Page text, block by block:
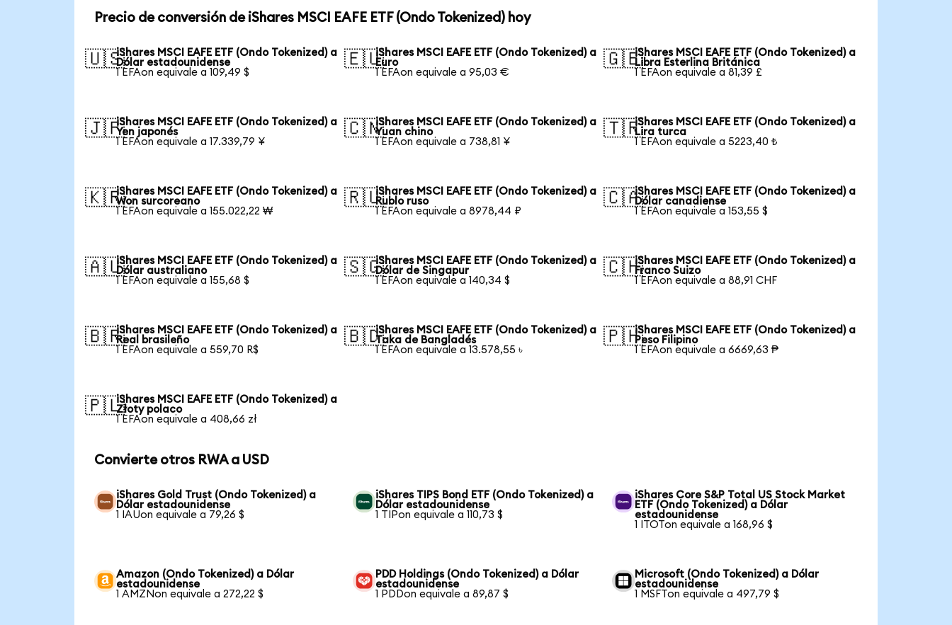
Precio de conversión de iShares MSCI EAFE ETF (Ondo Tokenized) hoy
🇺🇸iShares MSCI EAFE ETF (Ondo Tokenized) a
Dólar estadounidense
1 EFAon equivale a 109,49 $
🇪🇺iShares MSCI EAFE ETF (Ondo Tokenized) a
Euro
1 EFAon equivale a 95,03 €
🇬🇧iShares MSCI EAFE ETF (Ondo Tokenized) a
Libra Esterlina Británica
1 EFAon equivale a 81,39 £
🇯🇵iShares MSCI EAFE ETF (Ondo Tokenized) a
Yen japonés
1 EFAon equivale a 17.339,79 ¥
🇨🇳iShares MSCI EAFE ETF (Ondo Tokenized) a
Yuan chino
1 EFAon equivale a 738,81 ¥
🇹🇷iShares MSCI EAFE ETF (Ondo Tokenized) a
Lira turca
1 EFAon equivale a 5223,40 ₺
🇰🇷iShares MSCI EAFE ETF (Ondo Tokenized) a
Won surcoreano
1 EFAon equivale a 155.022,22 ₩
🇷🇺iShares MSCI EAFE ETF (Ondo Tokenized) a
Rublo ruso
1 EFAon equivale a 8978,44 ₽
🇨🇦iShares MSCI EAFE ETF (Ondo Tokenized) a
Dólar canadiense
1 EFAon equivale a 153,55 $
🇦🇺iShares MSCI EAFE ETF (Ondo Tokenized) a
Dólar australiano
1 EFAon equivale a 155,68 $
🇸🇬iShares MSCI EAFE ETF (Ondo Tokenized) a
Dólar de Singapur
1 EFAon equivale a 140,34 $
🇨🇭iShares MSCI EAFE ETF (Ondo Tokenized) a
Franco Suizo
1 EFAon equivale a 88,91 CHF
🇧🇷iShares MSCI EAFE ETF (Ondo Tokenized) a
Real brasileño
1 EFAon equivale a 559,70 R$
🇧🇩iShares MSCI EAFE ETF (Ondo Tokenized) a
Taka de Bangladés
1 EFAon equivale a 13.578,55 ৳
🇵🇭iShares MSCI EAFE ETF (Ondo Tokenized) a
Peso Filipino
1 EFAon equivale a 6669,63 ₱
🇵🇱iShares MSCI EAFE ETF (Ondo Tokenized) a
Złoty polaco
1 EFAon equivale a 408,66 zł
Convierte otros RWA a USD
iShares Gold Trust (Ondo Tokenized) a
Dólar estadounidense
1 IAUon equivale a 79,26 $
iShares TIPS Bond ETF (Ondo Tokenized) a
Dólar estadounidense
1 TIPon equivale a 110,73 $
iShares Core S&P Total US Stock Market
ETF (Ondo Tokenized) a Dólar
estadounidense
1 ITOTon equivale a 168,96 $
Amazon (Ondo Tokenized) a Dólar
estadounidense
1 AMZNon equivale a 272,22 $
PDD Holdings (Ondo Tokenized) a Dólar
estadounidense
1 PDDon equivale a 89,87 $
Microsoft (Ondo Tokenized) a Dólar
estadounidense
1 MSFTon equivale a 497,79 $